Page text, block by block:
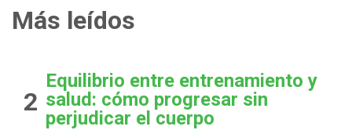
Más leídos
2
Equilibrio entre entrenamiento y
salud: cómo progresar sin
perjudicar el cuerpo